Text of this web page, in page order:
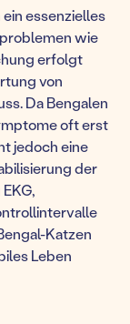
essenzielles
wie
erfolgt
von
Da Bengalen
oft erst
jedoch eine
der
Katzen
Leben